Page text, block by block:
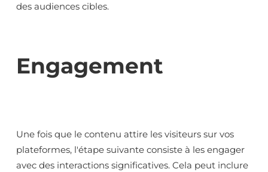
des audiences cibles.
Engagement
Une fois que le contenu attire les visiteurs sur vos
plateformes, l'étape suivante consiste à les engager
avec des interactions significatives. Cela peut inclure